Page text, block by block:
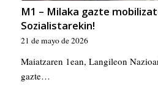
M1 – Milaka gazte
Sozialistarekin!
21 de mayo de 2026
Maiatzaren 1ean, Langileon
gazte…